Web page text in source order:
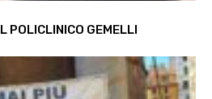
POLICLINICO GEMELLI